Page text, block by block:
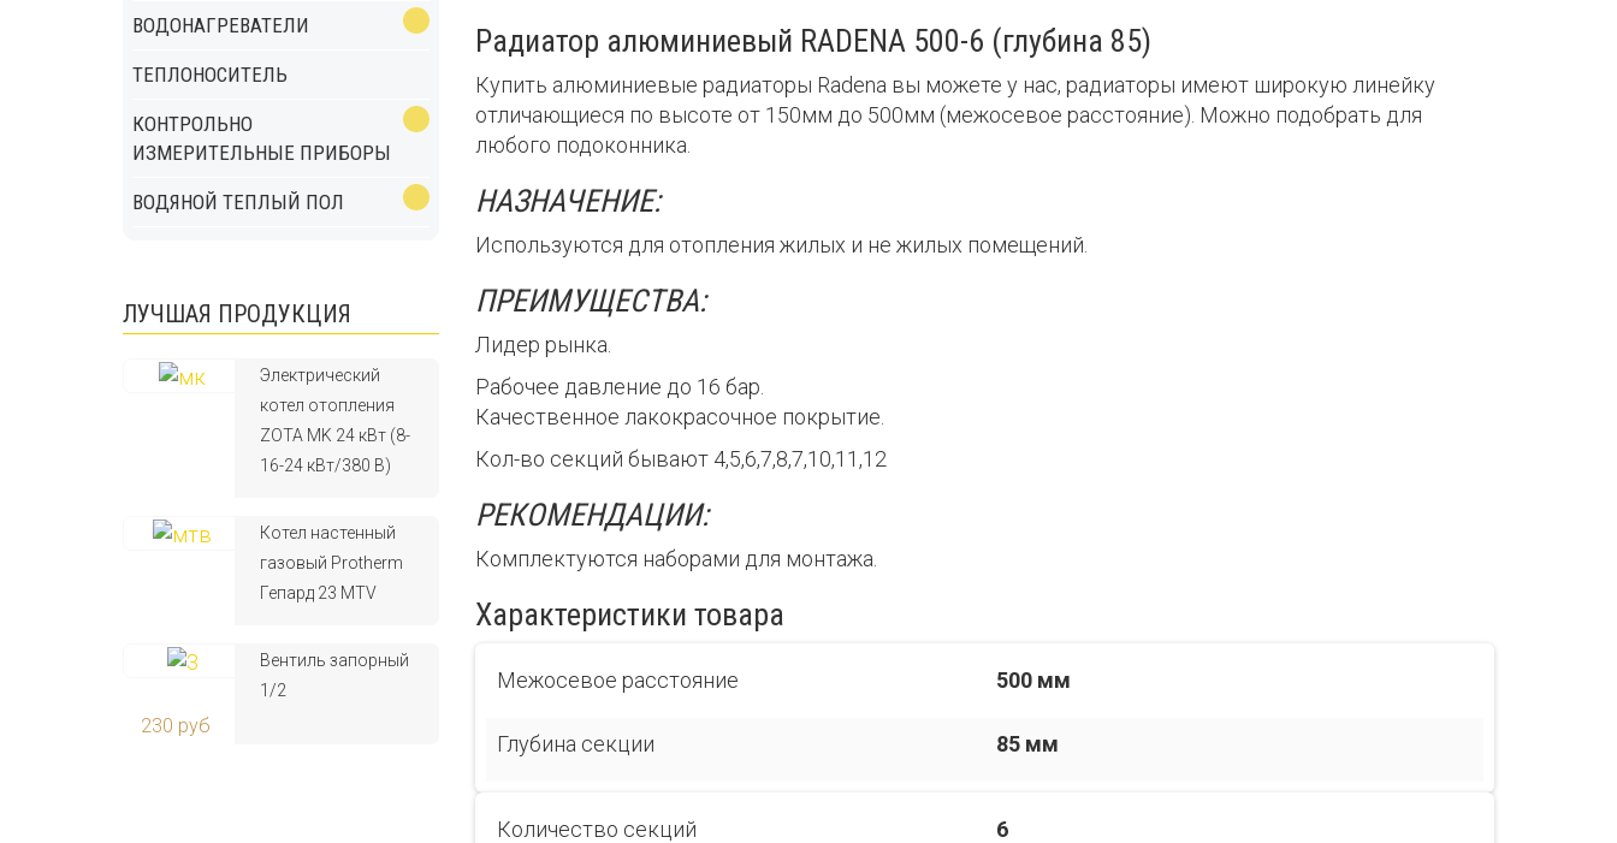
Радиатор алюминиевый RADENA 500-6 (глубина 85)
Купить алюминиевые радиаторы Radena вы можете у нас, радиаторы имеют широкую линейку
отличающиеся по высоте от 150мм до 500мм (межосевое расстояние). Можно подобрать для
любого подоконника.
НАЗНАЧЕНИЕ:
Используются для отопления жилых и не жилых помещений.
ПРЕИМУЩЕСТВА:
Лидер рынка.
Рабочее давление до 16 бар.
Качественное лакокрасочное покрытие.
Кол-во секций бывают 4,5,6,7,8,7,10,11,12
РЕКОМЕНДАЦИИ:
Комплектуются наборами для монтажа.
Характеристики товара
Межосевое расстояние 500 мм
Глубина секции 85 мм
Количество секций 6
ВОДОНАГРЕВАТЕЛИ
ТЕПЛОНОСИТЕЛЬ
КОНТРОЛЬНО
ИЗМЕРИТЕЛЬНЫЕ ПРИБОРЫ
ВОДЯНОЙ ТЕПЛЫЙ ПОЛ
ЛУЧШАЯ ПРОДУКЦИЯ
Электрический
котел отопления
ZOTA MK 24 кВт (8-
16-24 кВт/380 В)
Котел настенный
газовый Protherm
Гепард 23 MTV
Вентиль запорный
1/2
230 руб